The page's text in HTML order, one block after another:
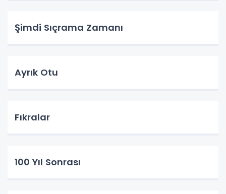
Şimdi Sıçrama Zamanı
Ayrık Otu
Fıkralar
100 Yıl Sonrası